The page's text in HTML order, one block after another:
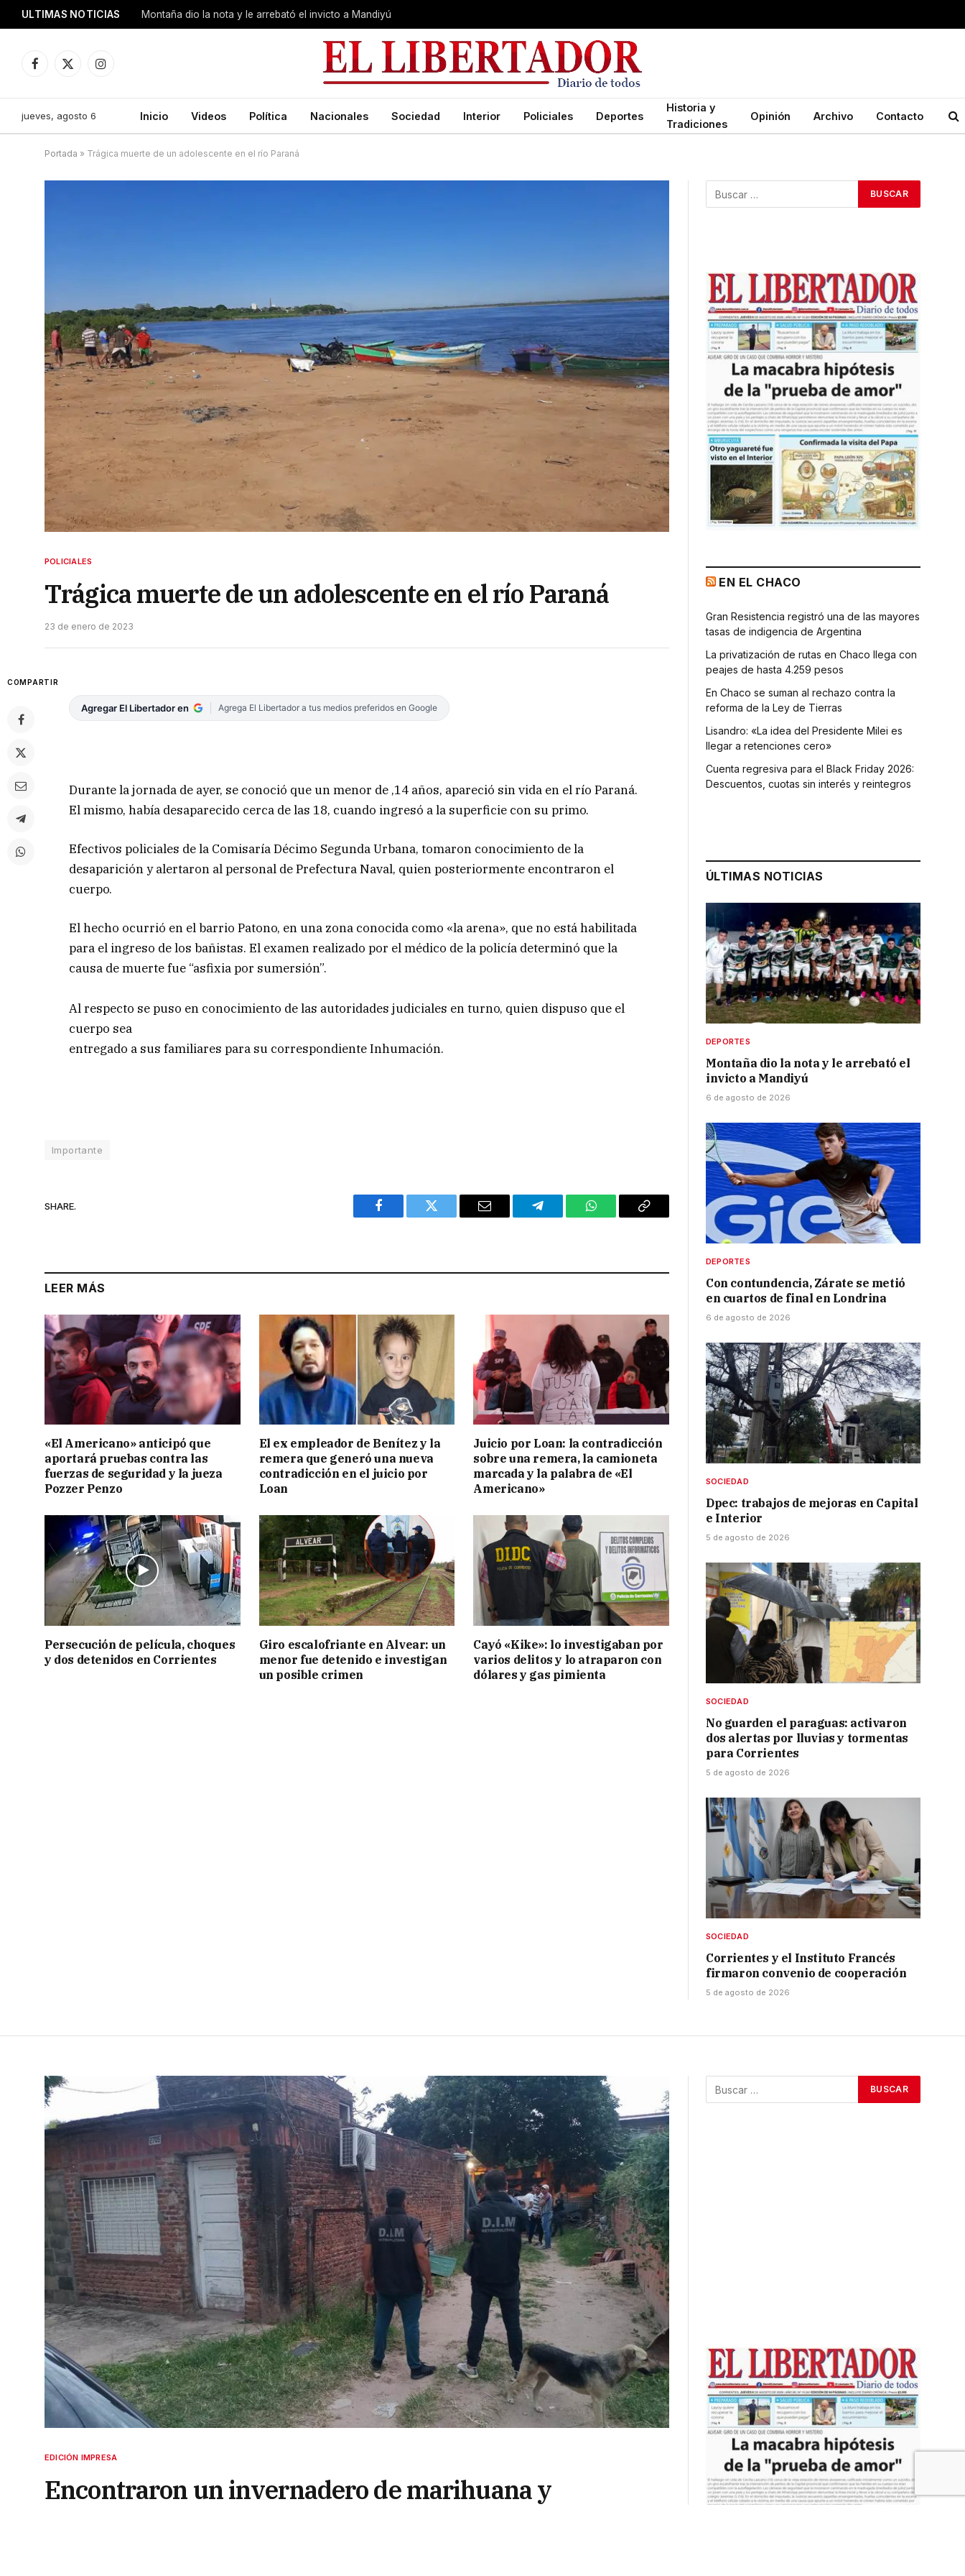
ULTIMAS NOTICIAS Montaña dio la nota y le arrebató el invicto a Mandiyú
Facebook
X
Instagram
jueves, agosto 6 Inicio Videos Política Nacionales Sociedad Interior Policiales Deportes
Historia y
Tradiciones
Opinión Archivo Contacto
Portada » Trágica muerte de un adolescente en el río Paraná
POLICIALES
Trágica muerte de un adolescente en el río Paraná
23 de enero de 2023
COMPARTIR
Agregar El Libertador en Agrega El Libertador a tus medios preferidos en Google
Durante la jornada de ayer, se conoció que un menor de ,14 años, apareció sin vida en el río Paraná.
El mismo, había desaparecido cerca de las 18, cuando ingresó a la superficie con su primo.
Efectivos policiales de la Comisaría Décimo Segunda Urbana, tomaron conocimiento de la
desaparición y alertaron al personal de Prefectura Naval, quien posteriormente encontraron el
cuerpo.
El hecho ocurrió en el barrio Patono, en una zona conocida como «la arena», que no está habilitada
para el ingreso de los bañistas. El examen realizado por el médico de la policía determinó que la
causa de muerte fue “asfixia por sumersión”.
Al respecto se puso en conocimiento de las autoridades judiciales en turno, quien dispuso que el
cuerpo sea
entregado a sus familiares para su correspondiente Inhumación.
Importante
SHARE.
Facebook Twitter Email Telegram WhatsAppCopy
LEER MÁS
«El Americano» anticipó que
aportará pruebas contra las
fuerzas de seguridad y la jueza
Pozzer Penzo
El ex empleador de Benítez y la
remera que generó una nueva
contradicción en el juicio por
Loan
Juicio por Loan: la contradicción
sobre una remera, la camioneta
marcada y la palabra de «El
Americano»
Persecución de película, choques
y dos detenidos en Corrientes
Giro escalofriante en Alvear: un
menor fue detenido e investigan
un posible crimen
Cayó «Kike»: lo investigaban por
varios delitos y lo atraparon con
dólares y gas pimienta
EN EL CHACO
Gran Resistencia registró una de las mayores
tasas de indigencia de Argentina
La privatización de rutas en Chaco llega con
peajes de hasta 4.259 pesos
En Chaco se suman al rechazo contra la
reforma de la Ley de Tierras
Lisandro: «La idea del Presidente Milei es
llegar a retenciones cero»
Cuenta regresiva para el Black Friday 2026:
Descuentos, cuotas sin interés y reintegros
ÚLTIMAS NOTICIAS
DEPORTES
Montaña dio la nota y le arrebató el
invicto a Mandiyú
6 de agosto de 2026
DEPORTES
Con contundencia, Zárate se metió
en cuartos de final en Londrina
6 de agosto de 2026
SOCIEDAD
Dpec: trabajos de mejoras en Capital
e Interior
5 de agosto de 2026
SOCIEDAD
No guarden el paraguas: activaron
dos alertas por lluvias y tormentas
para Corrientes
5 de agosto de 2026
SOCIEDAD
Corrientes y el Instituto Francés
firmaron convenio de cooperación
5 de agosto de 2026
EDICIÓN IMPRESA
Encontraron un invernadero de marihuana y